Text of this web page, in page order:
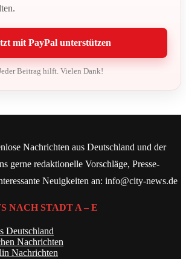
mit PayPal unterstützen
Beitrag hilft. Vielen Dank!
Nachrichten aus Deutschland und der
gerne redaktionelle Vorschläge, Presse-
Neuigkeiten an: info@city-news.de
NACH STADT A – E
Deutschland
Nachrichten
Nachrichten